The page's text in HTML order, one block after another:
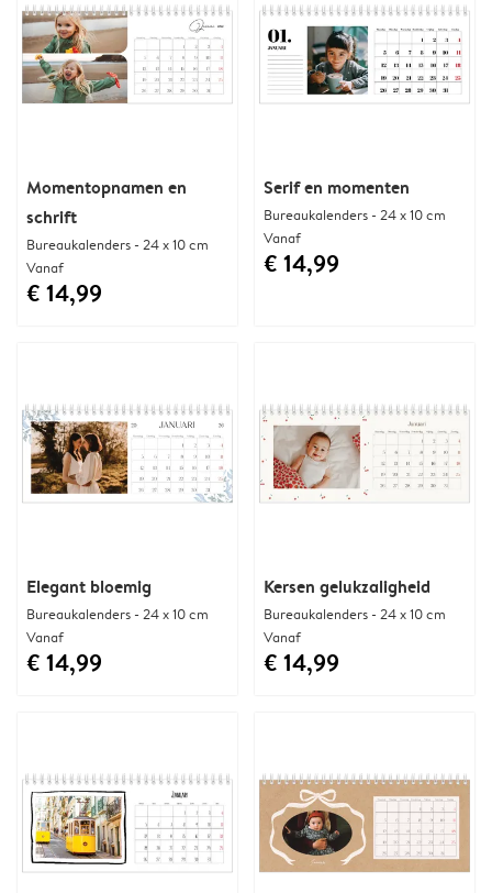
Momentopnamen en
schrift
Bureaukalenders - 24 x 10 cm
Vanaf
€ 14,99
Serif en momenten
Bureaukalenders - 24 x 10 cm
Vanaf
€ 14,99
Elegant bloemig
Bureaukalenders - 24 x 10 cm
Vanaf
€ 14,99
Kersen gelukzaligheid
Bureaukalenders - 24 x 10 cm
Vanaf
€ 14,99